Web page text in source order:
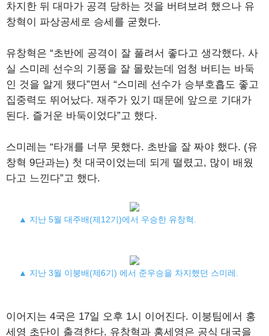
차지한 뒤 대마가 공격 당하는 것을 버텨보려 했으나 유
창혁이 파상공세로 승세를 굳혔다.
유창혁은 “초반에 공격이 잘 풀려서 좋다고 생각했다. 사
실 스미레 선수의 기풍을 잘 몰랐는데 엄청 버티는 바둑
인 것을 알게 됐다”면서 “스미레 선수가 승부호흡도 좋고
집중력도 뛰어났다. 재주가 있기 때문에 앞으로 기대가
된다. 즐거운 바둑이었다”고 했다.
스미레는 “타개를 너무 못했다. 초반을 잘 짜야 했다. (유
창혁 9단과는) 첫 대국이었는데 되게 떨렸고, 많이 배웠
다고 느낀다”고 했다.
▲ 지난 5월 대주배(제12기)에서 우승한 유창혁.
▲ 지난 3월 이붕배(제6기) 에서 준우승을 차지했던 스미레.
이어지는 4국은 17일 오후 1시 이어진다. 이붕팀에서 홍
세영 초단이 출격한다. 유창혁과 홍세영은 공식 대국을